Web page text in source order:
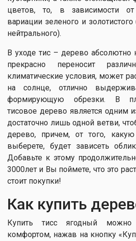
цветов, то, в зависимости
вариации зеленого и
нейтрального).
В уходе тис – дерево абсолютно
прекрасно переносит
климатические условия, может
на солнце, отлично
формирующую обрезки. В
тисовое дерево является одним
достаточно лишь одной ветви,
дерево, причем, от того,
выберете, будет зависеть
Добавьте к этому
3000лет и Вы поймете, что это
стоит покупки!
Как купить
Купить тисс ягодный
комфортом, нажав на кнопку